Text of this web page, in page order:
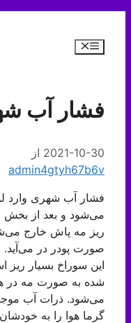
فهرست
فشار آب
2021-10-30 از
admin4gtyh67b6v
فشار آب شهری وارد
می‌شود و بعد از بخش
ریز مه پاش خارج
صورت پودر در می‌آید.
این سوراخ بسیار ریز
شده به صورت مه در
می‌شود. ذرات آب
گرما هوا را به